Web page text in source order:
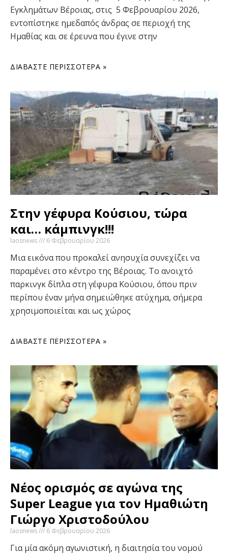
Εγκλημάτων Βέροιας, στις 5 Φεβρουαρίου 2026,
εντοπίστηκε ημεδαπός άνδρας σε περιοχή της
Ημαθίας και σε έρευνα που έγινε στην
ΔΙΑΒΆΣΤΕ ΠΕΡΙΣΣΌΤΕΡΑ »
Στην γέφυρα Κούσιου, τώρα
και… κάμπινγκ!!!
laosnews 6 Φεβρουαρίου 2026
Μια εικόνα που προκαλεί ανησυχία συνεχίζει να
παραμένει στο κέντρο της Βέροιας. Το ανοιχτό
παρκινγκ δίπλα στη γέφυρα Κούσιου, όπου πριν
περίπου έναν μήνα σημειώθηκε ατύχημα, σήμερα
χρησιμοποιείται και ως χώρος
ΔΙΑΒΆΣΤΕ ΠΕΡΙΣΣΌΤΕΡΑ »
Νέος ορισμός σε αγώνα της
Super League για τον Ημαθιώτη
Γιώργο Χριστοδούλου
laosnews 6 Φεβρουαρίου 2026
Για μία ακόμη αγωνιστική, η διαιτησία του νομού